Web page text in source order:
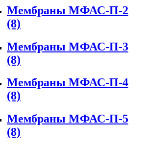
Мембраны МФАС-П-2
(8)
Мембраны МФАС-П-3
(8)
Мембраны МФАС-П-4
(8)
Мембраны МФАС-П-5
(8)